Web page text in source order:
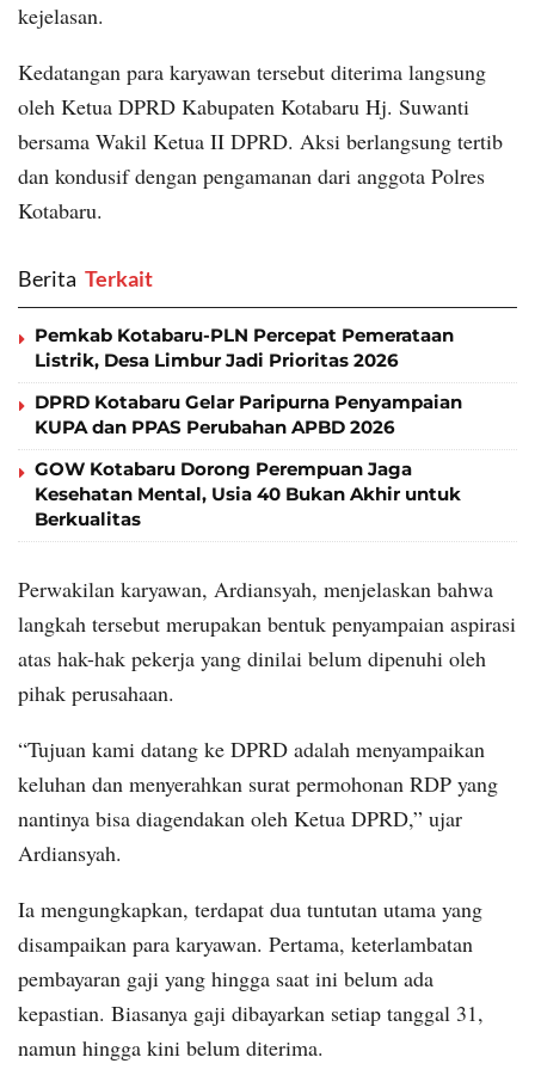
kejelasan.
Kedatangan para karyawan tersebut diterima langsung
oleh Ketua DPRD Kabupaten Kotabaru Hj. Suwanti
bersama Wakil Ketua II DPRD. Aksi berlangsung tertib
dan kondusif dengan pengamanan dari anggota Polres
Kotabaru.
Berita ‎ Terkait
Pemkab Kotabaru-PLN Percepat Pemerataan
Listrik, Desa Limbur Jadi Prioritas 2026
DPRD Kotabaru Gelar Paripurna Penyampaian
KUPA dan PPAS Perubahan APBD 2026
GOW Kotabaru Dorong Perempuan Jaga
Kesehatan Mental, Usia 40 Bukan Akhir untuk
Berkualitas
Perwakilan karyawan, Ardiansyah, menjelaskan bahwa
langkah tersebut merupakan bentuk penyampaian aspirasi
atas hak-hak pekerja yang dinilai belum dipenuhi oleh
pihak perusahaan.
“Tujuan kami datang ke DPRD adalah menyampaikan
keluhan dan menyerahkan surat permohonan RDP yang
nantinya bisa diagendakan oleh Ketua DPRD,” ujar
Ardiansyah.
Ia mengungkapkan, terdapat dua tuntutan utama yang
disampaikan para karyawan. Pertama, keterlambatan
pembayaran gaji yang hingga saat ini belum ada
kepastian. Biasanya gaji dibayarkan setiap tanggal 31,
namun hingga kini belum diterima.